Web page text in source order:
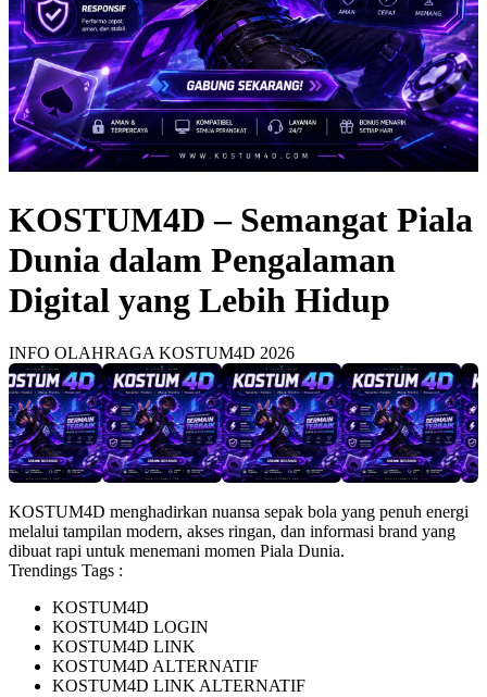
KOSTUM4D – Semangat Piala
Dunia dalam Pengalaman
Digital yang Lebih Hidup
INFO OLAHRAGA KOSTUM4D 2026
KOSTUM4D menghadirkan nuansa sepak bola yang penuh energi
melalui tampilan modern, akses ringan, dan informasi brand yang
dibuat rapi untuk menemani momen Piala Dunia.
Trendings Tags :
KOSTUM4D
KOSTUM4D LOGIN
KOSTUM4D LINK
KOSTUM4D ALTERNATIF
KOSTUM4D LINK ALTERNATIF